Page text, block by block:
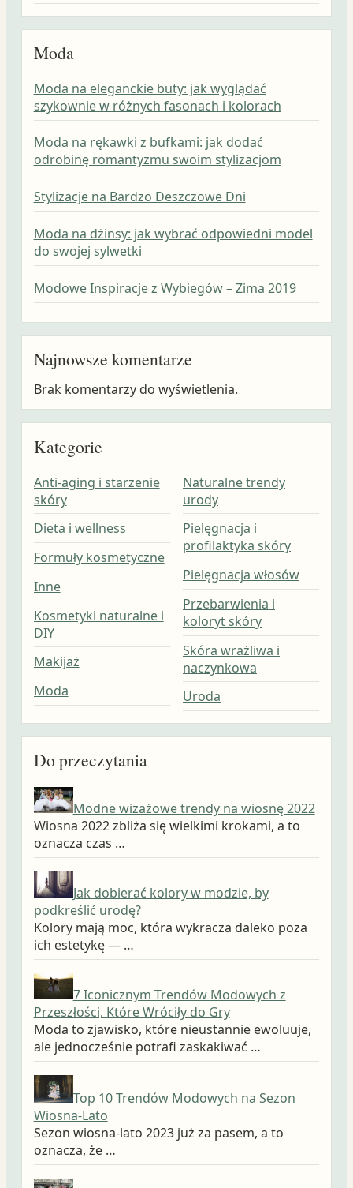
Moda
Moda na eleganckie buty: jak wyglądać
szykownie w różnych fasonach i kolorach
Moda na rękawki z bufkami: jak dodać
odrobinę romantyzmu swoim stylizacjom
Stylizacje na Bardzo Deszczowe Dni
Moda na dżinsy: jak wybrać odpowiedni model
do swojej sylwetki
Modowe Inspiracje z Wybiegów – Zima 2019
Najnowsze komentarze
Brak komentarzy do wyświetlenia.
Kategorie
Anti-aging i starzenie
skóry
Dieta i wellness
Formuły kosmetyczne
Inne
Kosmetyki naturalne i
DIY
Makijaż
Moda
Naturalne trendy
urody
Pielęgnacja i
profilaktyka skóry
Pielęgnacja włosów
Przebarwienia i
koloryt skóry
Skóra wrażliwa i
naczynkowa
Uroda
Do przeczytania
Modne wizażowe trendy na wiosnę 2022
Wiosna 2022 zbliża się wielkimi krokami, a to
oznacza czas …
Jak dobierać kolory w modzie, by
podkreślić urodę?
Kolory mają moc, która wykracza daleko poza
ich estetykę — …
7 Iconicznym Trendów Modowych z
Przeszłości, Które Wróciły do Gry
Moda to zjawisko, które nieustannie ewoluuje,
ale jednocześnie potrafi zaskakiwać …
Top 10 Trendów Modowych na Sezon
Wiosna-Lato
Sezon wiosna-lato 2023 już za pasem, a to
oznacza, że …